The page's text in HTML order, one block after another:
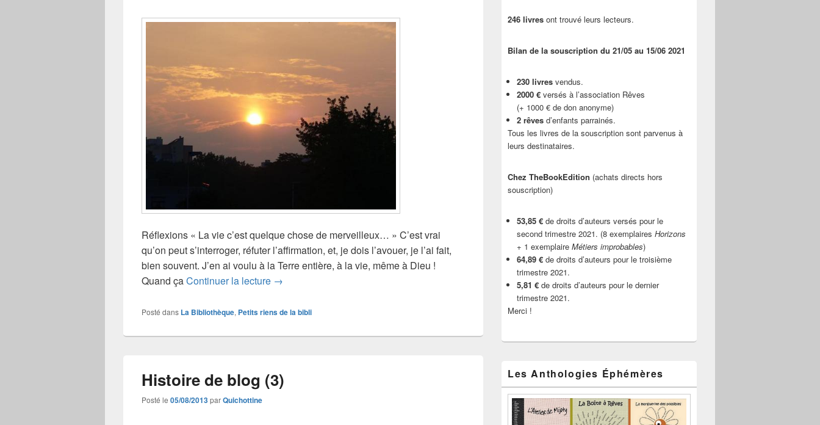
Réflexions « La vie c’est quelque chose de merveilleux… » C’est vrai
qu’on peut s’interroger, réfuter l’affirmation, et, je dois l’avouer, je l’ai fait,
bien souvent. J’en ai voulu à la Terre entière, à la vie, même à Dieu !
Quand çaContinuer la lecture Histoire de blog (4)
→
Posté dans La Bibliothèque, Petits riens de la bibli
Histoire de blog (3)
Posté le 05/08/2013parQuichottine
246 livres ont trouvé leurs lecteurs.
Bilan de la souscription du 21/05 au 15/06 2021
230 livres vendus.
2000 € versés à l’association Rêves
(+ 1000 € de don anonyme)
2 rêves d’enfants parrainés.
Tous les livres de la souscription sont parvenus à
leurs destinataires.
Chez TheBookEdition (achats directs hors
souscription)
53,85 € de droits d’auteurs versés pour le
second trimestre 2021. (8 exemplaires Horizons
+ 1 exemplaire Métiers improbables)
64,89 € de droits d’auteurs pour le troisième
trimestre 2021.
5,81 € de droits d’auteurs pour le dernier
trimestre 2021.
Merci !
Les Anthologies Éphémères